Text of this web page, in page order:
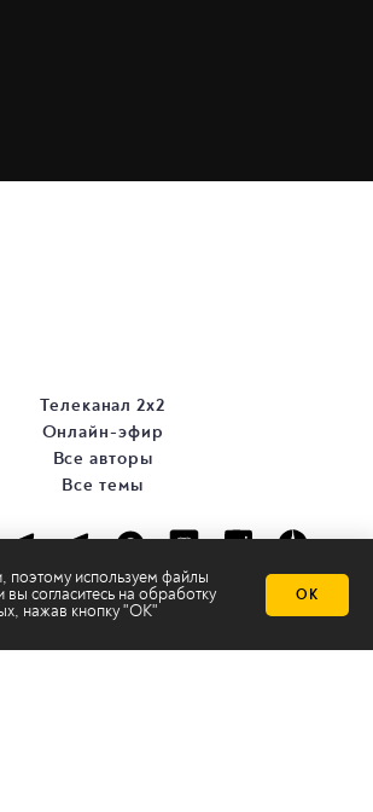
используем файлы
согласитесь на обработку
, нажав кнопку "ОК"
ОК
Телеканал 2х2
Онлайн-эфир
Все авторы
Все темы